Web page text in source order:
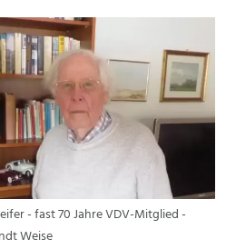
- fast 70 Jahre VDV-Mitglied -
Weise